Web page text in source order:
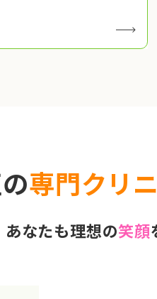
専門クリ
あなたも理想の笑顔